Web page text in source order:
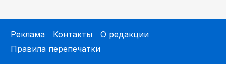
Реклама Контакты
О редакции
Правила перепечатки